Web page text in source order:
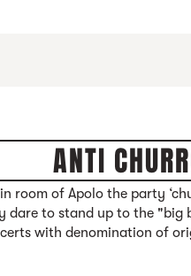
ANTI
room of Apolo the party
dare to stand up to the "big
with denomination of